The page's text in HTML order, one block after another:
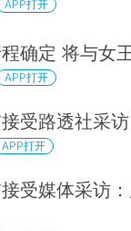
APP打开
确定 将与女
APP打开
受路透社采
APP打开
受媒体采访